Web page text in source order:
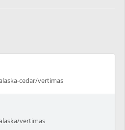
cedar/vertimas
vertimas